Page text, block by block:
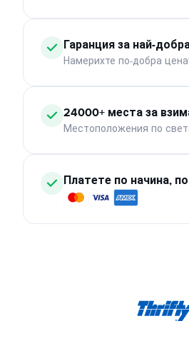
Гаранция за най-
Намерихте по-добра
24000+ места за
Местоположения по
Платете по начина,